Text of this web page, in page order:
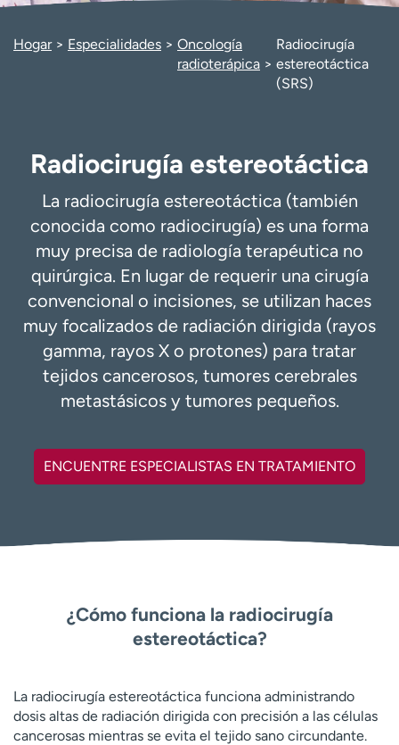
Ready. Set. CO.
Ensayos clínicos
Empleados
Profesionales
Asistencia financiera
Hogar Especialidades
Oncología
radioterápica
Radiocirugía
estereotáctica
(SRS)
Radiocirugía estereotáctica
La radiocirugía estereotáctica (también
conocida como radiocirugía) es una forma
muy precisa de radiología terapéutica no
quirúrgica. En lugar de requerir una cirugía
convencional o incisiones, se utilizan haces
muy focalizados de radiación dirigida (rayos
gamma, rayos X o protones) para tratar
tejidos cancerosos, tumores cerebrales
metastásicos y tumores pequeños.
ENCUENTRE ESPECIALISTAS EN TRATAMIENTO
¿Cómo funciona la radiocirugía
estereotáctica?
La radiocirugía estereotáctica funciona administrando
dosis altas de radiación dirigida con precisión a las células
cancerosas mientras se evita el tejido sano circundante.